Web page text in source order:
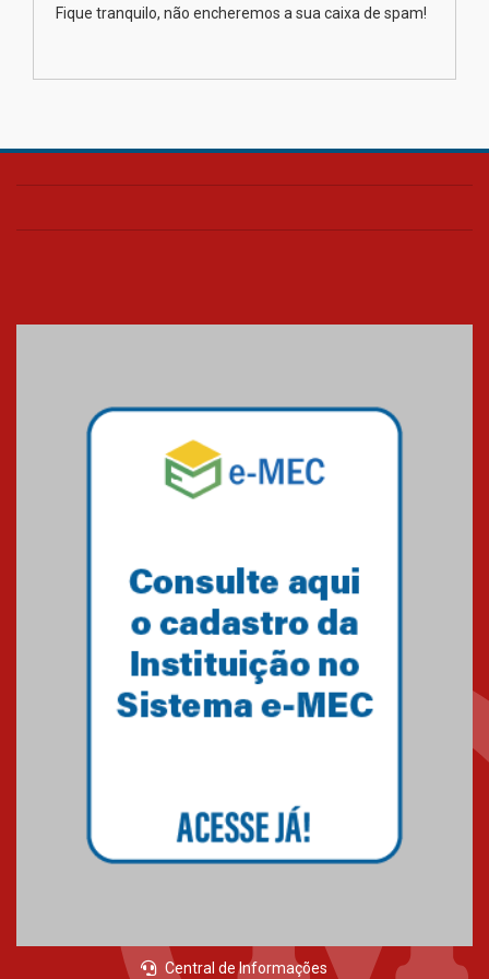
Transformadora reúne
Fique tranquilo, não encheremos a sua caixa de spam!
Central de Informações